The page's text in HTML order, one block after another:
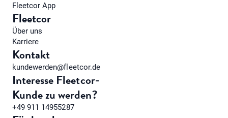
Fleetcor App
Fleetcor
Über uns
Karriere
Kontakt
kundewerden@fleetcor.de
Interesse Fleetcor-
Kunde zu werden?
+49 911 14955287